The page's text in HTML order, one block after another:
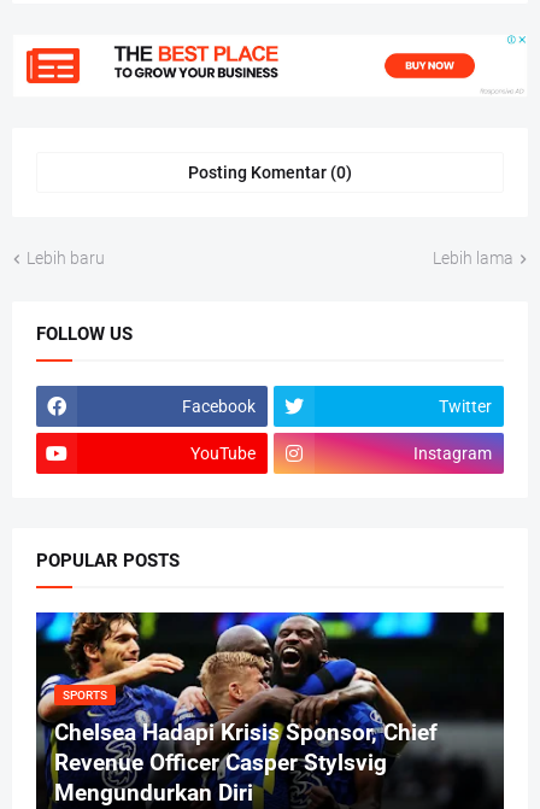
Posting Komentar (0)
Lebih baru Lebih lama
FOLLOW US
Facebook Twitter
YouTube Instagram
POPULAR POSTS
SPORTS
Chelsea Hadapi Krisis Sponsor, Chief
Revenue Officer Casper Stylsvig
Mengundurkan Diri